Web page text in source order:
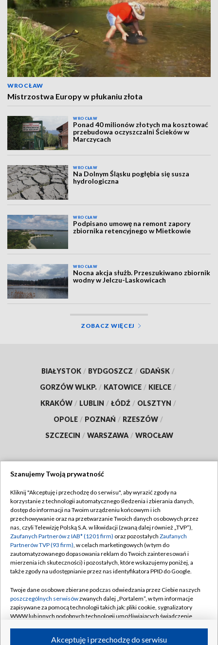
WROCŁAW
Mistrzostwa Europy w płukaniu złota
WROCŁAW
Ponad 40 milionów złotych ma kosztować
przebudowa oczyszczalni Ścieków w
Marczycach
WROCŁAW
Na Dolnym Śląsku pogłębia się susza
hydrologiczna
WROCŁAW
Podpisano umowę na remont zapory
zbiornika retencyjnego w Mietkowie
WROCŁAW
Nocna akcja służb. Przeszukiwano zbiornik
wodny w Jelczu-Laskowicach
ZOBACZ WIĘCEJ
BIAŁYSTOK / BYDGOSZCZ / GDAŃSK /
GORZÓW WLKP. / KATOWICE / KIELCE /
KRAKÓW / LUBLIN / ŁÓDŹ / OLSZTYN /
OPOLE / POZNAŃ / RZESZÓW /
SZCZECIN / WARSZAWA / WROCŁAW
TVP
Abonament TVP
Emisja w TVP
Centrum informacji TVP
Naziemna Telewizja Cyfrowa
Rada Programowa
System NOS
Informacje o nadawcy
Regulamin TVP
Polityka prywatności
Moje zgody
Pomoc
Kontakt
Kanały
Szanujemy Twoją prywatność
Kliknij "Akceptuję i przechodzę do serwisu", aby wyrazić zgody na
korzystanie z technologii automatycznego śledzenia i zbierania danych,
dostęp do informacji na Twoim urządzeniu końcowym i ich
przechowywanie oraz na przetwarzanie Twoich danych osobowych przez
nas, czyli Telewizję Polską S.A. w likwidacji (zwaną dalej również „TVP”),
Zaufanych Partnerów z IAB* (1201 firm) oraz pozostałych Zaufanych
Partnerów TVP (93 firm), w celach marketingowych (w tym do
zautomatyzowanego dopasowania reklam do Twoich zainteresowań i
mierzenia ich skuteczności) i pozostałych, które wskazujemy poniżej, a
także zgody na udostępnianie przez nas identyfikatora PPID do Google.
Twoje dane osobowe zbierane podczas odwiedzania przez Ciebie naszych
poszczególnych serwisówzwanych dalej „Portalem”, w tym informacje
zapisywane za pomocą technologii takich jak: pliki cookie, sygnalizatory
WWW lub innych podobnych technologii umożliwiających świadczenie
ruchu w Internecie.Akceptuję i przechodzę do serwisu